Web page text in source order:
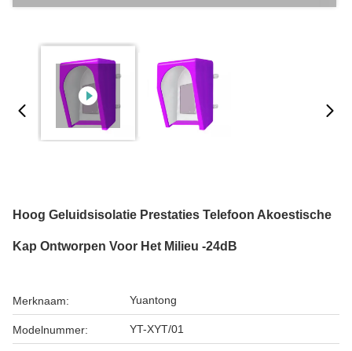
Hoog Geluidsisolatie Prestaties Telefoon Akoestische
Kap Ontworpen Voor Het Milieu -24dB
Merknaam: Yuantong
Modelnummer: YT-XYT/01